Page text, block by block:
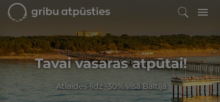
Tavai vasaras atpūtai!
Atlaides līdz -30% visā Baltijā